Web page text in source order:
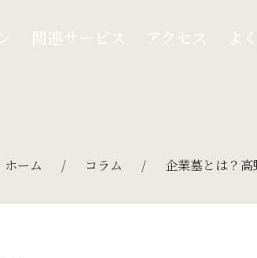
関連サービス アクセス よ
ホーム / コラム / 企業墓とは？